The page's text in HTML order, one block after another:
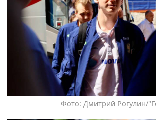
Фото: Дмитрий Рогулин/